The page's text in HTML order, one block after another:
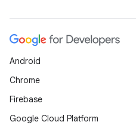
Android
Chrome
Firebase
Google Cloud Platform